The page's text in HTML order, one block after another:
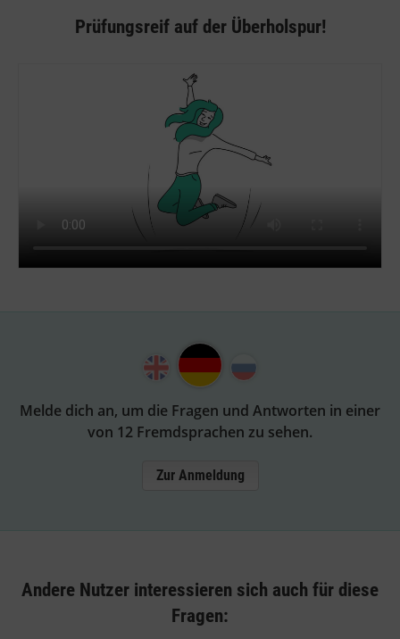
Prüfungsreif auf der Überholspur!
Melde dich an, um die Fragen und Antworten in einer
von 12 Fremdsprachen zu sehen.
Zur Anmeldung
Andere Nutzer interessieren sich auch für diese
Fragen: